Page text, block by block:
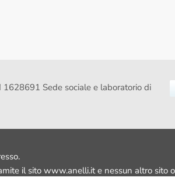
Sede sociale e laboratorio di
il sito www.anelli.it e nessun altro